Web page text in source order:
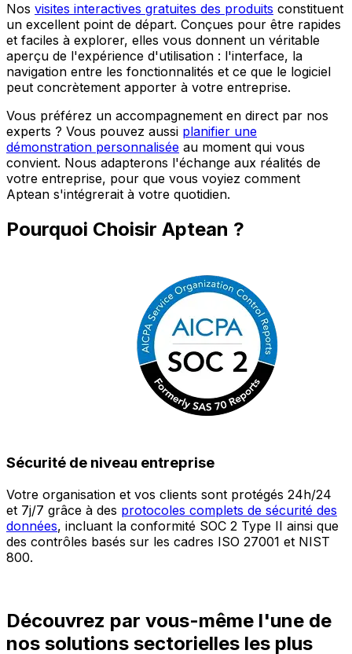
Nos visites interactives gratuites des produits constituent
un excellent point de départ. Conçues pour être rapides
et faciles à explorer, elles vous donnent un véritable
aperçu de l'expérience d'utilisation : l'interface, la
navigation entre les fonctionnalités et ce que le logiciel
peut concrètement apporter à votre entreprise.
Vous préférez un accompagnement en direct par nos
experts ? Vous pouvez aussi planifier une
démonstration personnalisée au moment qui vous
convient. Nous adapterons l'échange aux réalités de
votre entreprise, pour que vous voyiez comment
Aptean s'intégrerait à votre quotidien.
Pourquoi Choisir Aptean ?
Sécurité de niveau entreprise
Votre organisation et vos clients sont protégés 24h/24
et 7j/7 grâce à des protocoles complets de sécurité des
données, incluant la conformité SOC 2 Type II ainsi que
des contrôles basés sur les cadres ISO 27001 et NIST
800.
Découvrez par vous-même l'une de
nos solutions sectorielles les plus